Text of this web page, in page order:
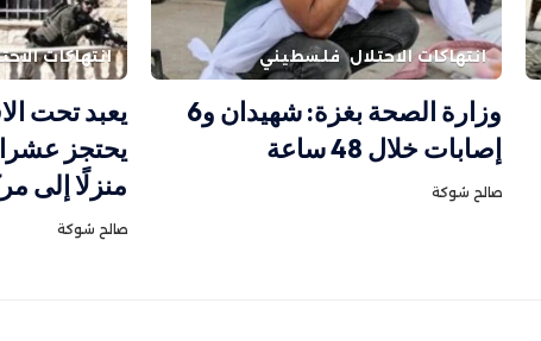
انتهاكات الاحتلال فلسطيني
وزارة الصحة بغزة: شهيدان و6
إصابات خلال 48 ساعة
صالح شوكة
انتهاكات
يعبد تحت
يحتجز
منزلًا إلى
صالح شوكة